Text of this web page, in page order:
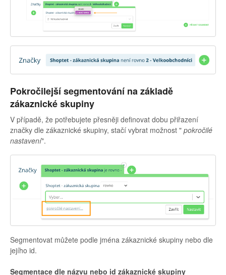
Pokročilejší segmentování na základě
zákaznické skupiny
V případě, že potřebujete přesněji definovat dobu přiřazení
značky dle zákaznické skupiny, stačí vybrat možnost " pokročilé
nastavení".
Segmentovat můžete podle jména zákaznické skupiny nebo dle
jejího id.
Segmentace dle názvu nebo id zákaznické skupiny